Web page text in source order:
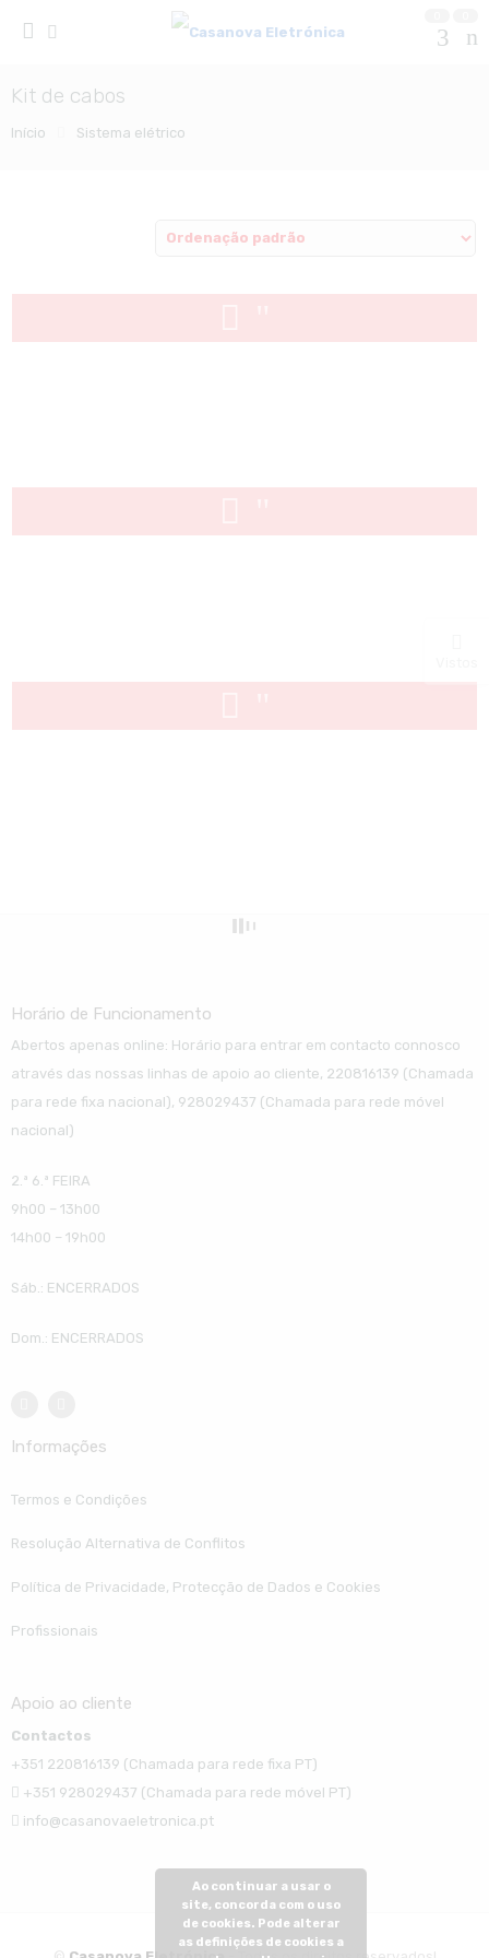
Kit de cabos
Início Sistema elétrico
Horário de Funcionamento
Abertos apenas online: Horário para entrar em contacto connosco
através das nossas linhas de apoio ao cliente, 220816139 (Chamada
para rede fixa nacional), 928029437 (Chamada para rede móvel
nacional)
2.ª 6.ª FEIRA
9h00 – 13h00
14h00 – 19h00
Sáb.: ENCERRADOS
Dom.: ENCERRADOS
Informações
Termos e Condições
Resolução Alternativa de Conflitos
Política de Privacidade, Protecção de Dados e Cookies
Profissionais
Apoio ao cliente
Contactos
+351 220816139 (Chamada para rede fixa PT)
+351 928029437 (Chamada para rede móvel PT)
info@casanovaeletronica.pt
Ao continuar a usar o
site, concorda com o uso
de cookies. Pode alterar
as definições de cookies a